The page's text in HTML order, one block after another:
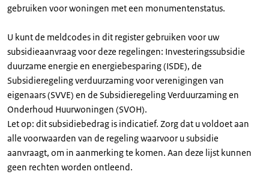
gebruiken voor woningen met een monumentenstatus.
U kunt de meldcodes in dit register gebruiken voor uw
subsidieaanvraag voor deze regelingen: Investeringssubsidie
duurzame energie en energiebesparing (ISDE), de
Subsidieregeling verduurzaming voor verenigingen van
eigenaars (SVVE) en de Subsidieregeling Verduurzaming en
Onderhoud Huurwoningen (SVOH).
Let op: dit subsidiebedrag is indicatief. Zorg dat u voldoet aan
alle voorwaarden van de regeling waarvoor u subsidie
aanvraagt, om in aanmerking te komen. Aan deze lijst kunnen
geen rechten worden ontleend.